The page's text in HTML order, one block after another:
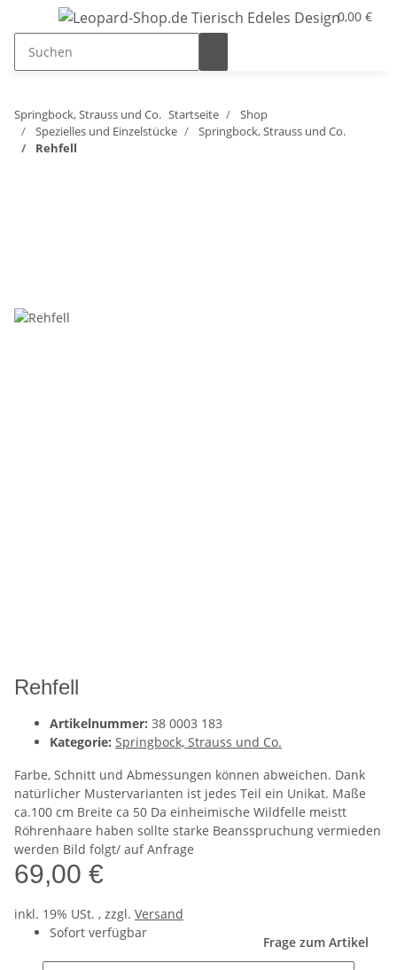
0,00 €
Springbock, Strauss und Co. Startseite
Shop
Spezielles und Einzelstücke
Springbock, Strauss und Co.
Rehfell
Rehfell
Artikelnummer: 38 0003 183
Kategorie: Springbock, Strauss und Co.
Farbe, Schnitt und Abmessungen können abweichen. Dank
natürlicher Mustervarianten ist jedes Teil ein Unikat. Maße
ca.100 cm Breite ca 50 Da einheimische Wildfelle meistt
Röhrenhaare haben sollte starke Beansspruchung vermieden
werden Bild folgt/ auf Anfrage
69,00 €
inkl. 19% USt. , zzgl. Versand
Sofort verfügbar
Frage zum Artikel